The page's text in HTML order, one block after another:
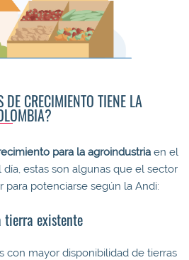
CRECIMIENTO TIENE LA
para la agroindustria en el
estas son algunas que el sector
para potenciarse según la Andi:
tierra existente
con mayor disponibilidad de tierras